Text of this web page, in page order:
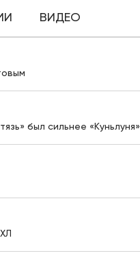
ВИДЕО
был сильнее «Куньлуня»